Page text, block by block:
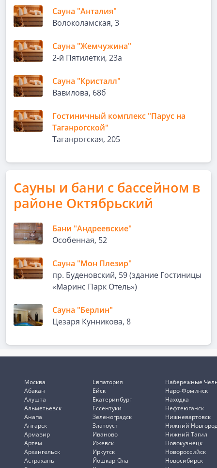
Сауна "Анталия"
Волоколамская, 3
Сауна "Жемчужина"
2-й Пятилетки, 23а
Сауна "Кристалл"
Вавилова, 68б
Гостиничный комплекс "Парус на
Таганрогской"
Таганрогская, 205
Сауны и бани с бассейном в
районе Октябрьский
Бани "Андреевские"
Особенная, 52
Сауна "Мон Плезир"
пр. Буденовский, 59 (здание Гостиницы
«Маринс Парк Отель»)
Сауна "Берлин"
Цезаря Кунникова, 8
Москва
Абакан
Алушта
Альметьевск
Анапа
Ангарск
Армавир
Артем
Архангельск
Астрахань
Евпатория
Ейск
Екатеринбург
Ессентуки
Зеленоградск
Златоуст
Иваново
Ижевск
Иркутск
Йошкар-Ола
Набережные
Наро-Фоминск
Находка
Нефтеюганск
Нижневартовск
Нижний
Нижний Тагил
Новокузнецк
Новороссийск
Новосибирск